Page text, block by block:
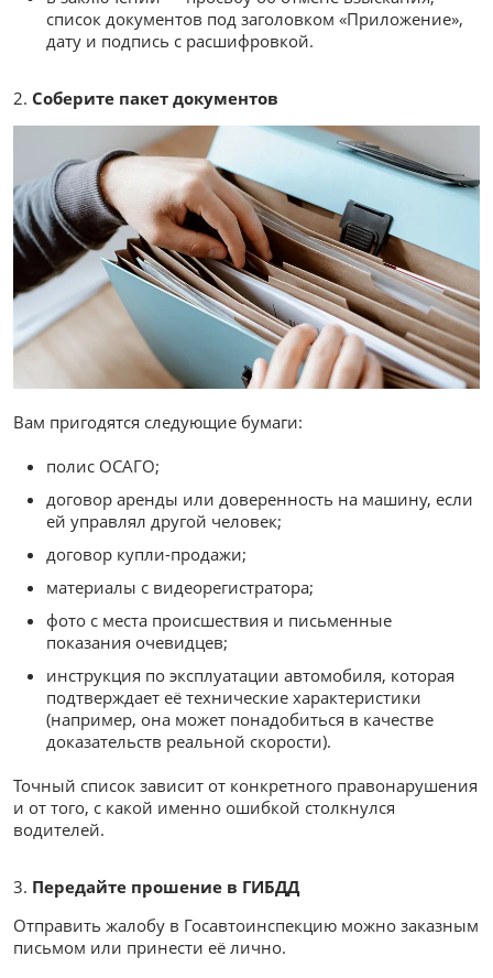
список документов под заголовком «Приложение»,
дату и подпись с расшифровкой.
Соберите пакет документов
Вам пригодятся следующие бумаги:
полис ОСАГО;
договор аренды или доверенность на машину, если
ей управлял другой человек;
договор купли-продажи;
материалы с видеорегистратора;
фото с места происшествия и письменные
показания очевидцев;
инструкция по эксплуатации автомобиля, которая
подтверждает её технические характеристики
(например, она может понадобиться в качестве
доказательств реальной скорости).
Точный список зависит от конкретного правонарушения
и от того, с какой именно ошибкой столкнулся
водителей.
Передайте прошение в ГИБДД
Отправить жалобу в Госавтоинспекцию можно заказным
письмом или принести её лично.